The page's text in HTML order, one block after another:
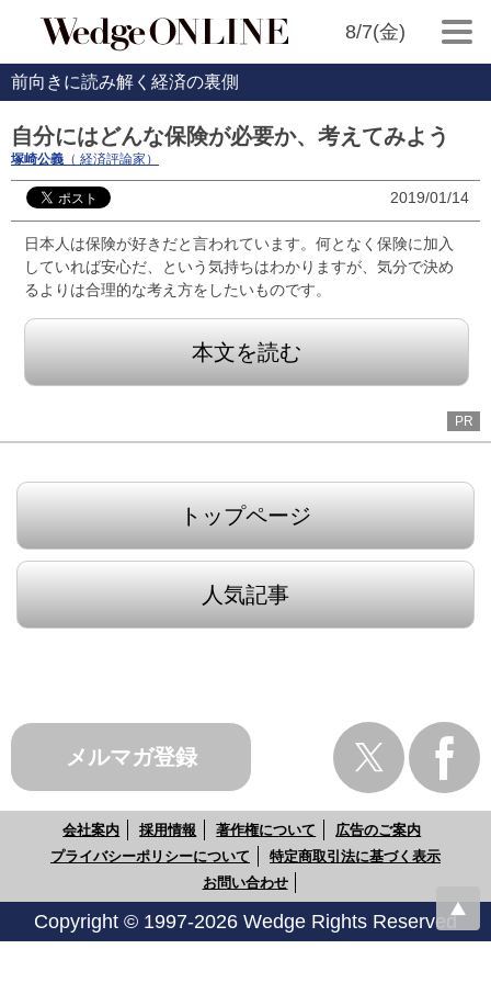
8/7(金)
前向きに読み解く経済の裏側
自分にはどんな保険が必要か、考えてみよう
塚崎公義 （ 経済評論家）
2019/01/14
日本人は保険が好きだと言われています。何となく保険に加入
していれば安心だ、という気持ちはわかりますが、気分で決め
るよりは合理的な考え方をしたいものです。
本文を読む
PR
トップページ
人気記事
メルマガ登録
会社案内 採用情報 著作権について
広告のご案内
プライバシーポリシーについて
特定商取引法に基づく表示
お問い合わせ
Copyright © 1997-2026 Wedge Rights Reserved